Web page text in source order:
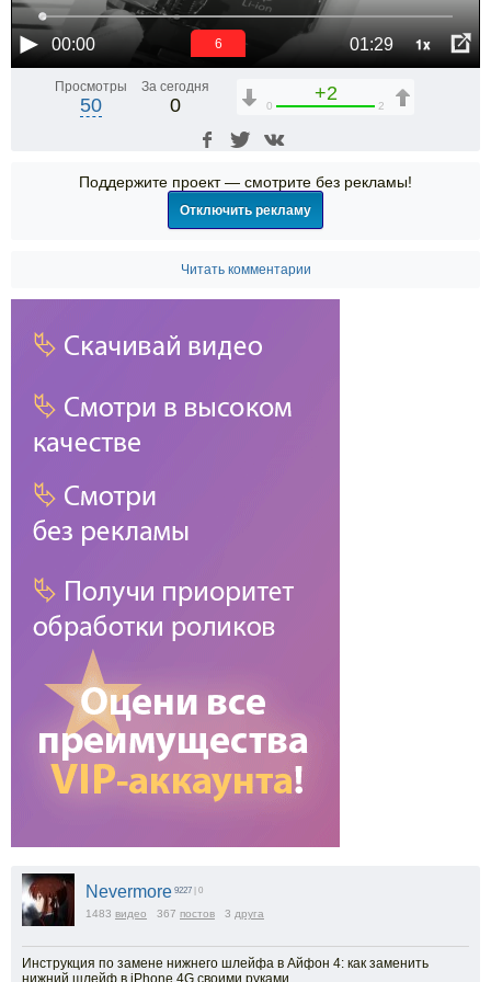
00:00 01:29 1x
6
Просмотры
50
За сегодня
0
+2
0 2
Поддержите проект — смотрите без рекламы!
Отключить рекламу
Читать комментарии
Nevermore 9227 | 0
1483 видео 367 постов 3 друга
Инструкция по замене нижнего шлейфа в Айфон 4: как заменить